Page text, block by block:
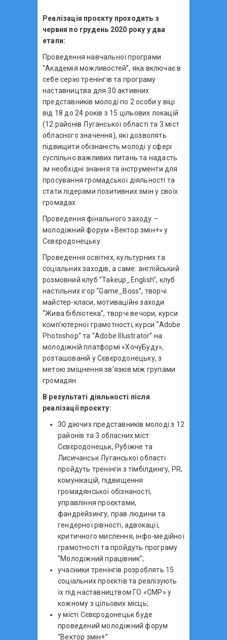
Реалізація проєкту проходить з
червня по грудень 2020 року у два
етапи:
Проведення навчальної програми
“Академія можливостей”, яка включає в
себе серію тренінгів та програму
наставництва для 30 активних
представників молоді по 2 особи у віці
від 18 до 24 років з 15 цільових локацій
(12 районів Луганської області та 3 міст
обласного значення), які дозволять
підвищити обізнаність молоді у сфері
суспільно важливих питань та надасть
їм необхідні знання та інструменти для
просування громадської діяльності та
стати лідерами позитивних змін у своїх
громадах.
Проведення фінального заходу –
молодіжний форум «Вектор змін+» у
Сєвєродонецьку.
Проведення освітніх, культурних та
соціальних заходів, а саме: англійський
розмовний клуб “Takeup_English”, клуб
настільних ігор “Game_Boss”, творчі
майстер-класи, мотиваційні заходи
“Жива бібліотека”, творчі вечори, курси
комп’ютерної грамотності, курси “Adobe
Photoshop” та “Adobe Illustrator” на
молодіжній платформі «ХочуБуду»,
розташованій у Сєвєродонецьку, з
метою зміцнення зв’язків між групами
громадян.
В результаті діяльності після
реалізації проєкту:
30 діючих представників молоді з 12
районів та 3 обласних міст:
Сєвєродонецьк, Рубіжне та
Лисичанськ Луганської області
пройдуть тренінги з тімбілдингу, PR,
комунікацій, підвищення
громадянської обізнаності,
управління проєктами,
фандрейзингу, прав людини та
гендерної рівності, адвокації,
критичного мислення, інфо-медійної
грамотності та пройдуть програму
“Молодіжний працівник”;
учасники тренінгів розроблять 15
соціальних проєктів та реалізують
їх під наставництвом ГО «СМР» у
кожному з цільових місць;
у місті Сєвєродонецьк буде
проведений молодіжний форум
“Вектор змін+”